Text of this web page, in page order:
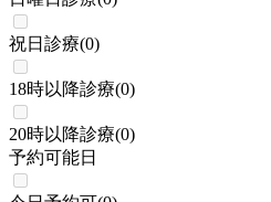
祝日診療(0)
18時以降診療(0)
20時以降診療(0)
予約可能日